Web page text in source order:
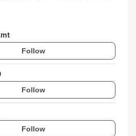
Follow
Follow
Follow